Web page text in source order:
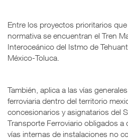
Entre los proyectos prioritarios
normativa se encuentran el Tren
Interoceánico del Istmo de
México-Toluca.
También, aplica a las vías
ferroviaria dentro del territorio
concesionarios y asignatarios del
Transporte Ferroviario obligados
vías internas de instalaciones no